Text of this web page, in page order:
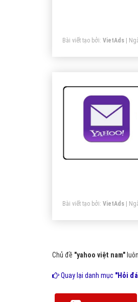
Bài viết tạo bởi: VietAds |
Bài viết tạo bởi: VietAds |
Chủ đề "yahoo việt nam"
Quay lại danh mục "Hỏi